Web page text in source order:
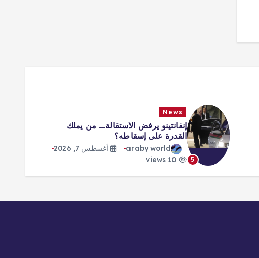
5
News
إنفانتينو يرفض الاستقالة… من يملك
القدرة على إسقاطه؟
araby world
أغسطس 7, 2026